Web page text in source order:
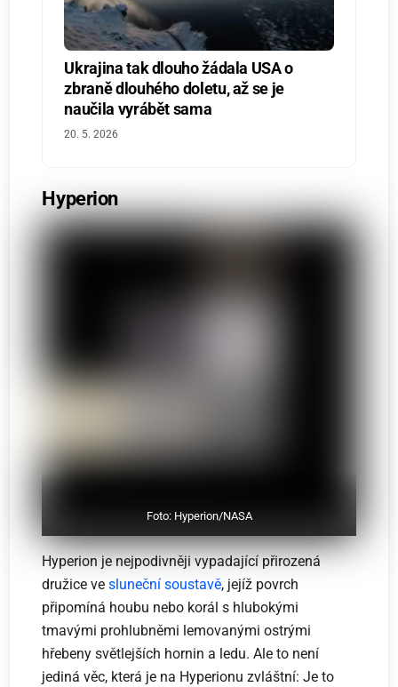
Ukrajina tak dlouho žádala USA o
zbraně dlouhého doletu, až se je
naučila vyrábět sama
20. 5. 2026
Hyperion
Foto: Hyperion/NASA
Hyperion je nejpodivněji vypadající přirozená
družice vesluneční soustavě, jejíž povrch
připomíná houbu nebo korál s hlubokými
tmavými prohlubněmi lemovanými ostrými
hřebeny světlejších hornin a ledu. Ale to není
jediná věc, která je na Hyperionu zvláštní: Je to